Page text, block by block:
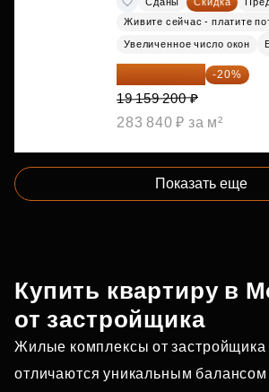
Живите сейчас - платите
Увеличенное число окон
15 327 360 ₽ -20%
19 159 200 ₽
283 840 ₽ за м²
Показать еще
Купить квартиру в
от застройщика
Жилые комплексы от
отличаются уникальным балансом